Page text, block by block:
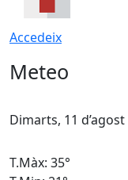
Accedeix
Meteo
Dimarts, 11 d’agost
T.Màx: 35°